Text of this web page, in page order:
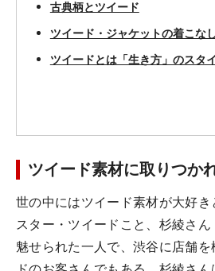
古典柄とツイード
ツイード・ジャケットの着こな
ツイードとは「生き方」のスタ
ツイード素材に取りつか
世の中にはツイード素材が大好き
スター・ツイードこと、杉綾さ
魅せられた一人で、渋谷に店舗